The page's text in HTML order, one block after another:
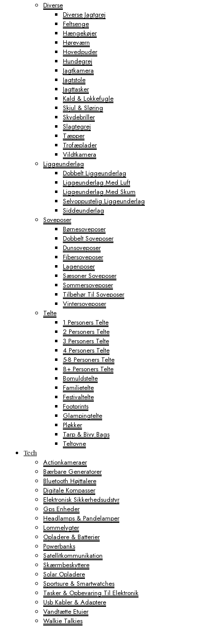
Diverse
Diverse Jagtgrej
Feltsenge
Hængekøjer
Høreværn
Hovedpuder
Hundegrej
Jagtkamera
Jagtstole
Jagttasker
Kald & Lokkefugle
Skjul & Sløring
Skydebriller
Slagtegrej
Tæpper
Trofæplader
Vildtkamera
Liggeunderlag
Dobbelt Liggeunderlag
Liggeunderlag Med Luft
Liggeunderlag Med Skum
Selvoppustelig Liggeunderlag
Siddeunderlag
Soveposer
Børnesoveposer
Dobbelt Soveposer
Dunsoveposer
Fibersoveposer
Lagenposer
Sæsoner Soveposer
Sommersoveposer
Tilbehør Til Soveposer
Vintersoveposer
Telte
1 Personers Telte
2 Personers Telte
3 Personers Telte
4 Personers Telte
5-8 Personers Telte
8+ Personers Telte
Bomuldstelte
Familietelte
Festivaltelte
Footprints
Glampingtelte
Pløkker
Tarp & Bivy Bags
Teltovne
Tech
Actionkameraer
Bærbare Generatorer
Bluetooth Højttalere
Digitale Kompasser
Elektronisk Sikkerhedsudstyr
Gps Enheder
Headlamps & Pandelamper
Lommelygter
Opladere & Batterier
Powerbanks
Satellitkommunikation
Skærmbeskyttere
Solar Opladere
Sportsure & Smartwatches
Tasker & Opbevaring Til Elektronik
Usb Kabler & Adaptere
Vandtætte Etuier
Walkie Talkies